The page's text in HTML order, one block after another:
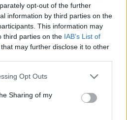
opt-out of the further
information by third parties on the
This information may
third parties on the IAB’s List of
that may further disclose it to other
app uses one or more Google
behaviour. You may click to
and its third-party tags to
purposes in below Google
Opt Outs
Sharing of my